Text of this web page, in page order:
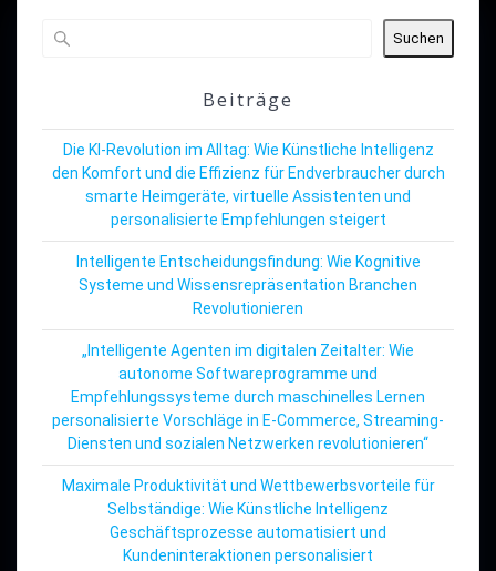
Suchen
Beiträge
Die KI-Revolution im Alltag: Wie Künstliche Intelligenz
den Komfort und die Effizienz für Endverbraucher durch
smarte Heimgeräte, virtuelle Assistenten und
personalisierte Empfehlungen steigert
Intelligente Entscheidungsfindung: Wie Kognitive
Systeme und Wissensrepräsentation Branchen
Revolutionieren
„Intelligente Agenten im digitalen Zeitalter: Wie
autonome Softwareprogramme und
Empfehlungssysteme durch maschinelles Lernen
personalisierte Vorschläge in E-Commerce, Streaming-
Diensten und sozialen Netzwerken revolutionieren“
Maximale Produktivität und Wettbewerbsvorteile für
Selbständige: Wie Künstliche Intelligenz
Geschäftsprozesse automatisiert und
Kundeninteraktionen personalisiert